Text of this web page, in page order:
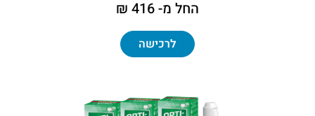
החל מ- 416 ₪
לרכישה